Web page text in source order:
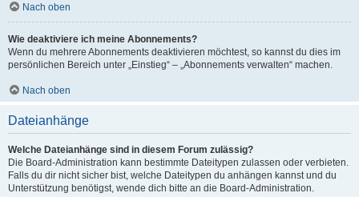
Nach oben
Wie deaktiviere ich meine Abonnements?
Wenn du mehrere Abonnements deaktivieren möchtest, so kannst du dies im
persönlichen Bereich unter „Einstieg“ – „Abonnements verwalten“ machen.
Nach oben
Dateianhänge
Welche Dateianhänge sind in diesem Forum zulässig?
Die Board-Administration kann bestimmte Dateitypen zulassen oder verbieten.
Falls du dir nicht sicher bist, welche Dateitypen du anhängen kannst und du
Unterstützung benötigst, wende dich bitte an die Board-Administration.